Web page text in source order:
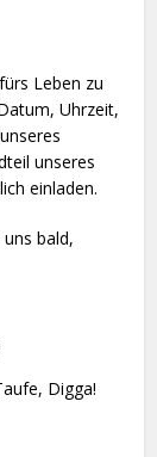
Leben zu
Uhrzeit,
unseres
einladen.
bald,
Digga!